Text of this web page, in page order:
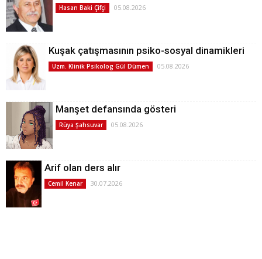
Hasan Baki Çifçi 05.08.2026
Kuşak çatışmasının psiko-sosyal dinamikleri
Uzm. Klinik Psikolog Gül Dümen 05.08.2026
Manşet defansında gösteri
Rüya Şahsuvar 05.08.2026
Arif olan ders alır
Cemil Kenar 30.07.2026